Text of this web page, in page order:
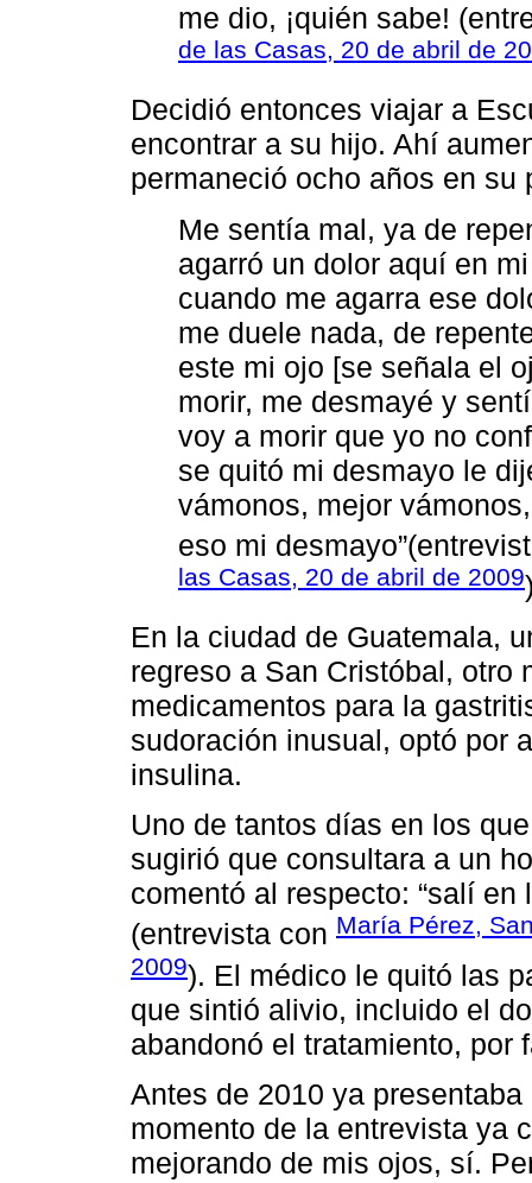
me dio, ¡quién sabe!
de las Casas, 20 de abril de
Decidió entonces viajar a
encontrar a su hijo. Ahí
permaneció ocho años en su
Me sentía mal, ya de
agarró un dolor aquí en
cuando me agarra ese
me duele nada, de
este mi ojo [se señala el
morir, me desmayé y
voy a morir que yo no
se quitó mi desmayo le
vámonos, mejor
eso mi
las Casas, 20 de abril de 2009
En la ciudad de Guatemala,
regreso a San Cristóbal, otro
medicamentos para la
sudoración inusual, optó por
insulina.
Uno de tantos días en los
sugirió que consultara a un
comentó al respecto: “salí en
(entrevista con María Pérez,
2009). El médico le quitó las
que sintió alivio, incluido el
abandonó el tratamiento, por
Antes de 2010 ya
momento de la entrevista ya
mejorando de mis ojos, sí.